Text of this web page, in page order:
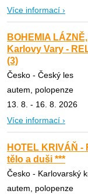
Více informací ›
BOHEMIA
Karlovy Vary -
(3)
Česko - Český les
autem, polopenze
13. 8. - 16. 8. 2026
Více informací ›
HOTEL KRIVÁŇ
tělo a duši ***
Česko - Karlovarský
autem, polopenze